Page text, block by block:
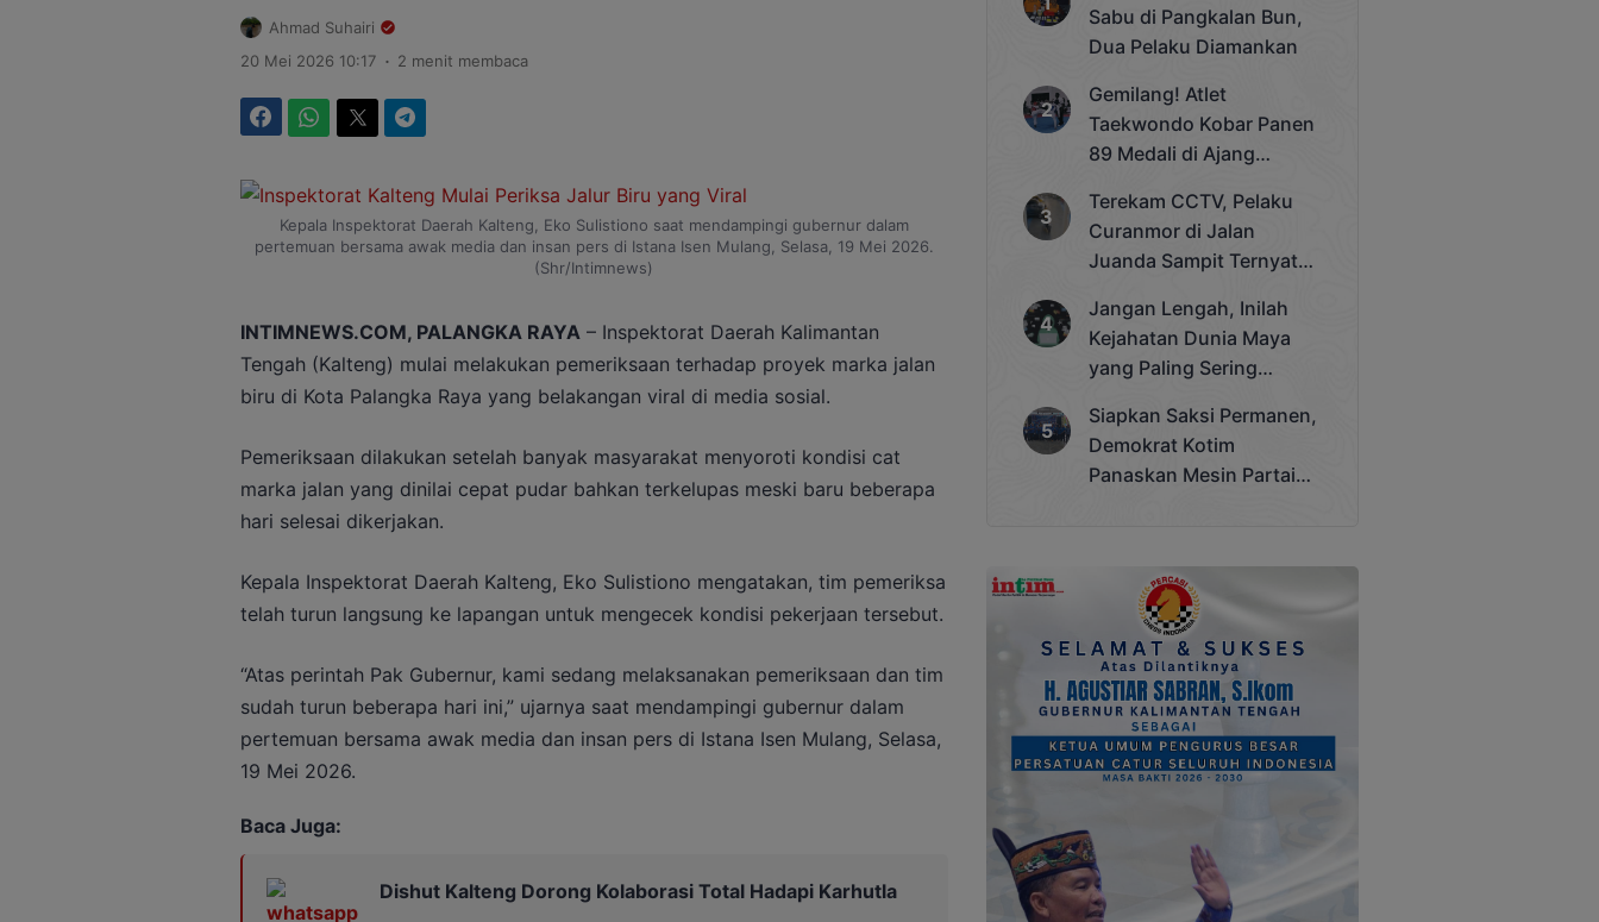
Ahmad Suhairi
20 Mei 2026 10:17 . 2 menit membaca
Kepala Inspektorat Daerah Kalteng, Eko Sulistiono saat mendampingi gubernur dalam
pertemuan bersama awak media dan insan pers di Istana Isen Mulang, Selasa, 19 Mei 2026.
(Shr/Intimnews)
INTIMNEWS.COM, PALANGKA RAYA – Inspektorat Daerah Kalimantan
Tengah (Kalteng) mulai melakukan pemeriksaan terhadap proyek marka jalan
biru di Kota Palangka Raya yang belakangan viral di media sosial.
Pemeriksaan dilakukan setelah banyak masyarakat menyoroti kondisi cat
marka jalan yang dinilai cepat pudar bahkan terkelupas meski baru beberapa
hari selesai dikerjakan.
Kepala Inspektorat Daerah Kalteng, Eko Sulistiono mengatakan, tim pemeriksa
telah turun langsung ke lapangan untuk mengecek kondisi pekerjaan tersebut.
“Atas perintah Pak Gubernur, kami sedang melaksanakan pemeriksaan dan tim
sudah turun beberapa hari ini,” ujarnya saat mendampingi gubernur dalam
pertemuan bersama awak media dan insan pers di Istana Isen Mulang, Selasa,
19 Mei 2026.
Baca Juga:
Dishut Kalteng Dorong Kolaborasi Total Hadapi Karhutla
Sabu di Pangkalan Bun,
Dua Pelaku Diamankan
Gemilang! Atlet
Taekwondo Kobar Panen
89 Medali di Ajang
Cup 2025
Terekam CCTV, Pelaku
Curanmor di Jalan
Juanda Sampit Ternyata
Jangan Lengah, Inilah
Kejahatan Dunia Maya
yang Paling Sering
Siapkan Saksi Permanen,
Demokrat Kotim
Panaskan Mesin Partai